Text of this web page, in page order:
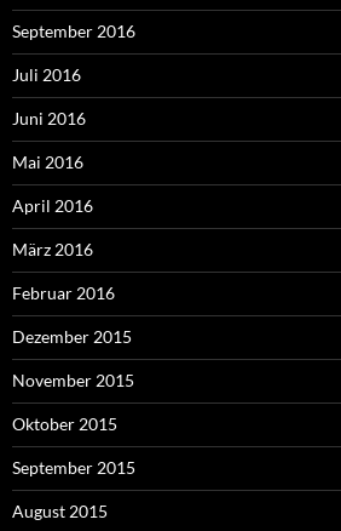
September 2016
Juli 2016
Juni 2016
Mai 2016
April 2016
März 2016
Februar 2016
Dezember 2015
November 2015
Oktober 2015
September 2015
August 2015